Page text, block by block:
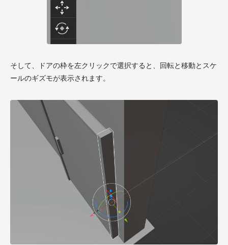
そして、ドアの枠を左クリックで選択すると、回転と移動とスケ
ールのギズモが表示されます。